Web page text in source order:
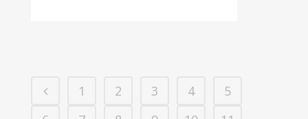
1 2 3 4
5